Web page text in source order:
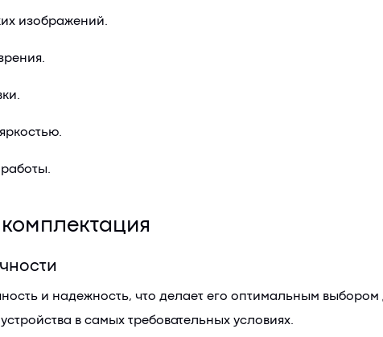
изображений.
и надежность, что делает его оптимальным
в самых требовательных условиях.